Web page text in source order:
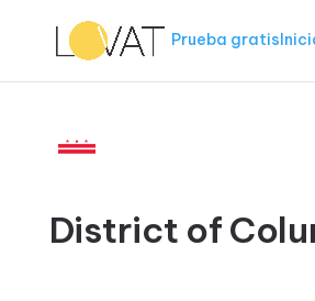
Prueba gratis
District of